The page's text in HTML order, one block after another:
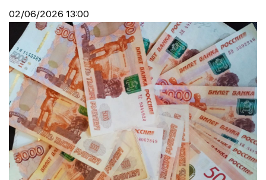
02/06/2026 13:00